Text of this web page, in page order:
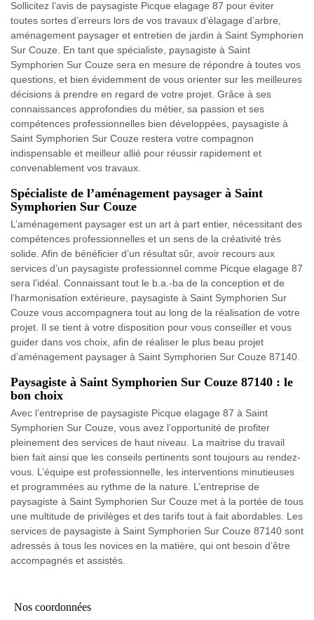
Sollicitez l’avis de paysagiste Picque elagage 87 pour éviter
toutes sortes d’erreurs lors de vos travaux d’élagage d’arbre,
aménagement paysager et entretien de jardin à Saint Symphorien
Sur Couze. En tant que spécialiste, paysagiste à Saint
Symphorien Sur Couze sera en mesure de répondre à toutes vos
questions, et bien évidemment de vous orienter sur les meilleures
décisions à prendre en regard de votre projet. Grâce à ses
connaissances approfondies du métier, sa passion et ses
compétences professionnelles bien développées, paysagiste à
Saint Symphorien Sur Couze restera votre compagnon
indispensable et meilleur allié pour réussir rapidement et
convenablement vos travaux.
Spécialiste de l’aménagement paysager à Saint
Symphorien Sur Couze
L’aménagement paysager est un art à part entier, nécessitant des
compétences professionnelles et un sens de la créativité très
solide. Afin de bénéficier d’un résultat sûr, avoir recours aux
services d’un paysagiste professionnel comme Picque elagage 87
sera l’idéal. Connaissant tout le b.a.-ba de la conception et de
l’harmonisation extérieure, paysagiste à Saint Symphorien Sur
Couze vous accompagnera tout au long de la réalisation de votre
projet. Il se tient à votre disposition pour vous conseiller et vous
guider dans vos choix, afin de réaliser le plus beau projet
d’aménagement paysager à Saint Symphorien Sur Couze 87140.
Paysagiste à Saint Symphorien Sur Couze 87140 : le
bon choix
Avec l’entreprise de paysagiste Picque elagage 87 à Saint
Symphorien Sur Couze, vous avez l’opportunité de profiter
pleinement des services de haut niveau. La maitrise du travail
bien fait ainsi que les conseils pertinents sont toujours au rendez-
vous. L’équipe est professionnelle, les interventions minutieuses
et programmées au rythme de la nature. L’entreprise de
paysagiste à Saint Symphorien Sur Couze met à la portée de tous
une multitude de privilèges et des tarifs tout à fait abordables. Les
services de paysagiste à Saint Symphorien Sur Couze 87140 sont
adressés à tous les novices en la matière, qui ont besoin d’être
accompagnés et assistés.
Nos coordonnées